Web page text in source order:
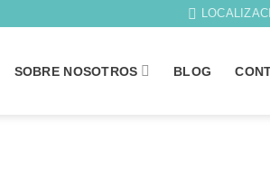
SOBRE NOSOTROS BLOG